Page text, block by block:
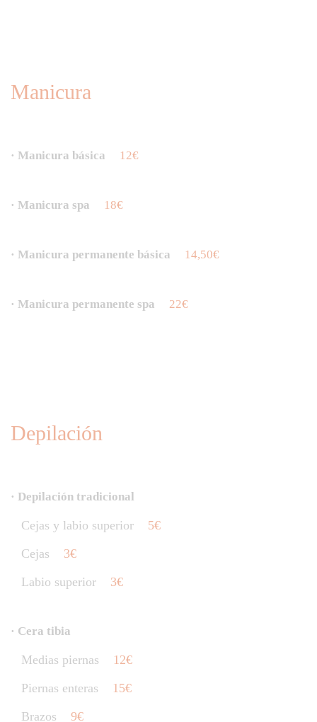
Manicura
· Manicura básica 12€
· Manicura spa 18€
· Manicura permanente básica 14,50€
· Manicura permanente spa 22€
Depilación
· Depilación tradicional
Cejas y labio superior
5€
Cejas
3€
Labio superior
3€
· Cera tibia
Medias piernas
12€
Piernas enteras
15€
Brazos
9€